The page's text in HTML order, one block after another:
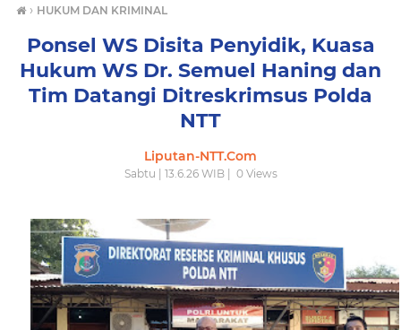
› HUKUM DAN KRIMINAL
Ponsel WS Disita Penyidik, Kuasa
Hukum WS Dr. Semuel Haning dan
Tim Datangi Ditreskrimsus Polda
NTT
Liputan-NTT.Com
Sabtu | 13.6.26 WIB | 0Views